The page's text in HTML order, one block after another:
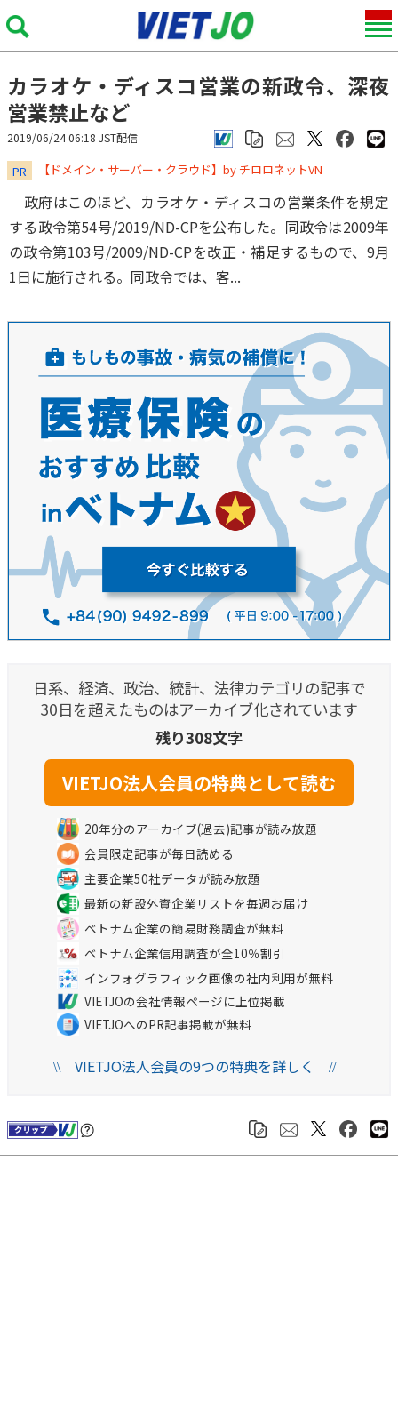
カラオケ・ディスコ営業の新政令、深夜
営業禁止など
2019/06/24 06:18 JST配信
PR ​​​​​​​【ドメイン・サーバー・クラウド】by チロロネットVN
政府はこのほど、カラオケ・ディスコの営業条件を規定
する政令第54号/2019/ND-CPを公布した。同政令は2009年
の政令第103号/2009/ND-CPを改正・補足するもので、9月
1日に施行される。同政令では、客...
日系、経済、政治、統計、法律カテゴリの記事で
30日を超えたものはアーカイブ化されています
残り308文字
20年分のアーカイブ(過去)記事が読み放題
会員限定記事が毎日読める
主要企業50社データが読み放題
最新の新設外資企業リストを毎週お届け
ベトナム企業の簡易財務調査が無料
ベトナム企業信用調査が全10％割引
インフォグラフィック画像の社内利用が無料
VIETJOの会社情報ページに上位掲載
VIETJOへのPR記事掲載が無料
\\VIETJO法人会員の9つの特典を詳しく //